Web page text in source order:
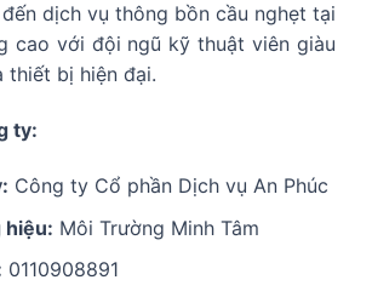
dịch vụ thông bồn cầu nghẹt tại
cao với đội ngũ kỹ thuật viên giàu
thiết bị hiện đại.
ty:
Công ty Cổ phần Dịch vụ An Phúc
hiệu: Môi Trường Minh Tâm
0110908891